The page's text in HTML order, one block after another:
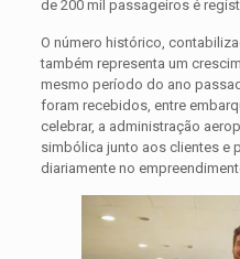
de 200 mil passageiros é
O número histórico,
também representa um
mesmo período do ano
foram recebidos, entre
celebrar, a administração
simbólica junto aos clientes e
diariamente no